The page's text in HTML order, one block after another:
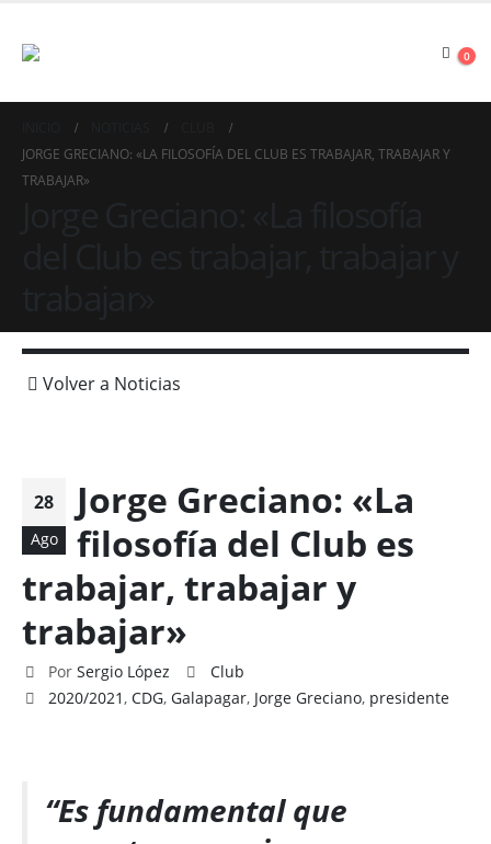
0
JORGE GRECIANO: «LA FILOSOFÍA DEL CLUB ES TRABAJAR, TRABAJAR Y
TRABAJAR»
Volver a Noticias
28
Ago
Jorge Greciano: «La
filosofía del Club es
trabajar, trabajar y
trabajar»
Por Sergio López
Club
2020/2021,CDG,Galapagar, Jorge Greciano, presidente
“Es fundamental que